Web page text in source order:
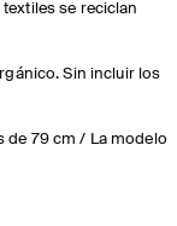
se reciclan
Sin incluir los
de 79 cm / La modelo